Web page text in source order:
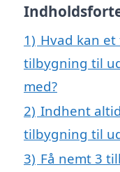
1) Hvad kan
tilbygning til
med?
2) Indhent
tilbygning til
3) Få nemt 3